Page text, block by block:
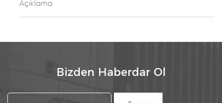
Açıklama
Bizden Haberdar Ol